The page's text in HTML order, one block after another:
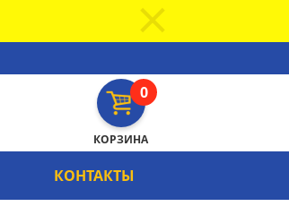
0
КОРЗИНА
КОНТАКТЫ